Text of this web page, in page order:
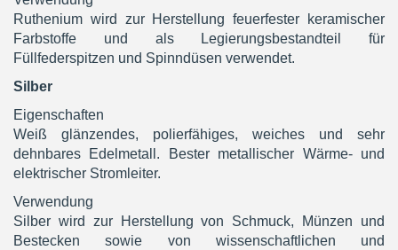
Ruthenium wird zur Herstellung feuerfester keramischer
Farbstoffe und als Legierungsbestandteil für
Füllfederspitzen und Spinndüsen verwendet.
Silber
Eigenschaften
Weiß glänzendes, polierfähiges, weiches und sehr
dehnbares Edelmetall. Bester metallischer Wärme- und
elektrischer Stromleiter.
Verwendung
Silber wird zur Herstellung von Schmuck, Münzen und
Bestecken sowie von wissenschaftlichen und